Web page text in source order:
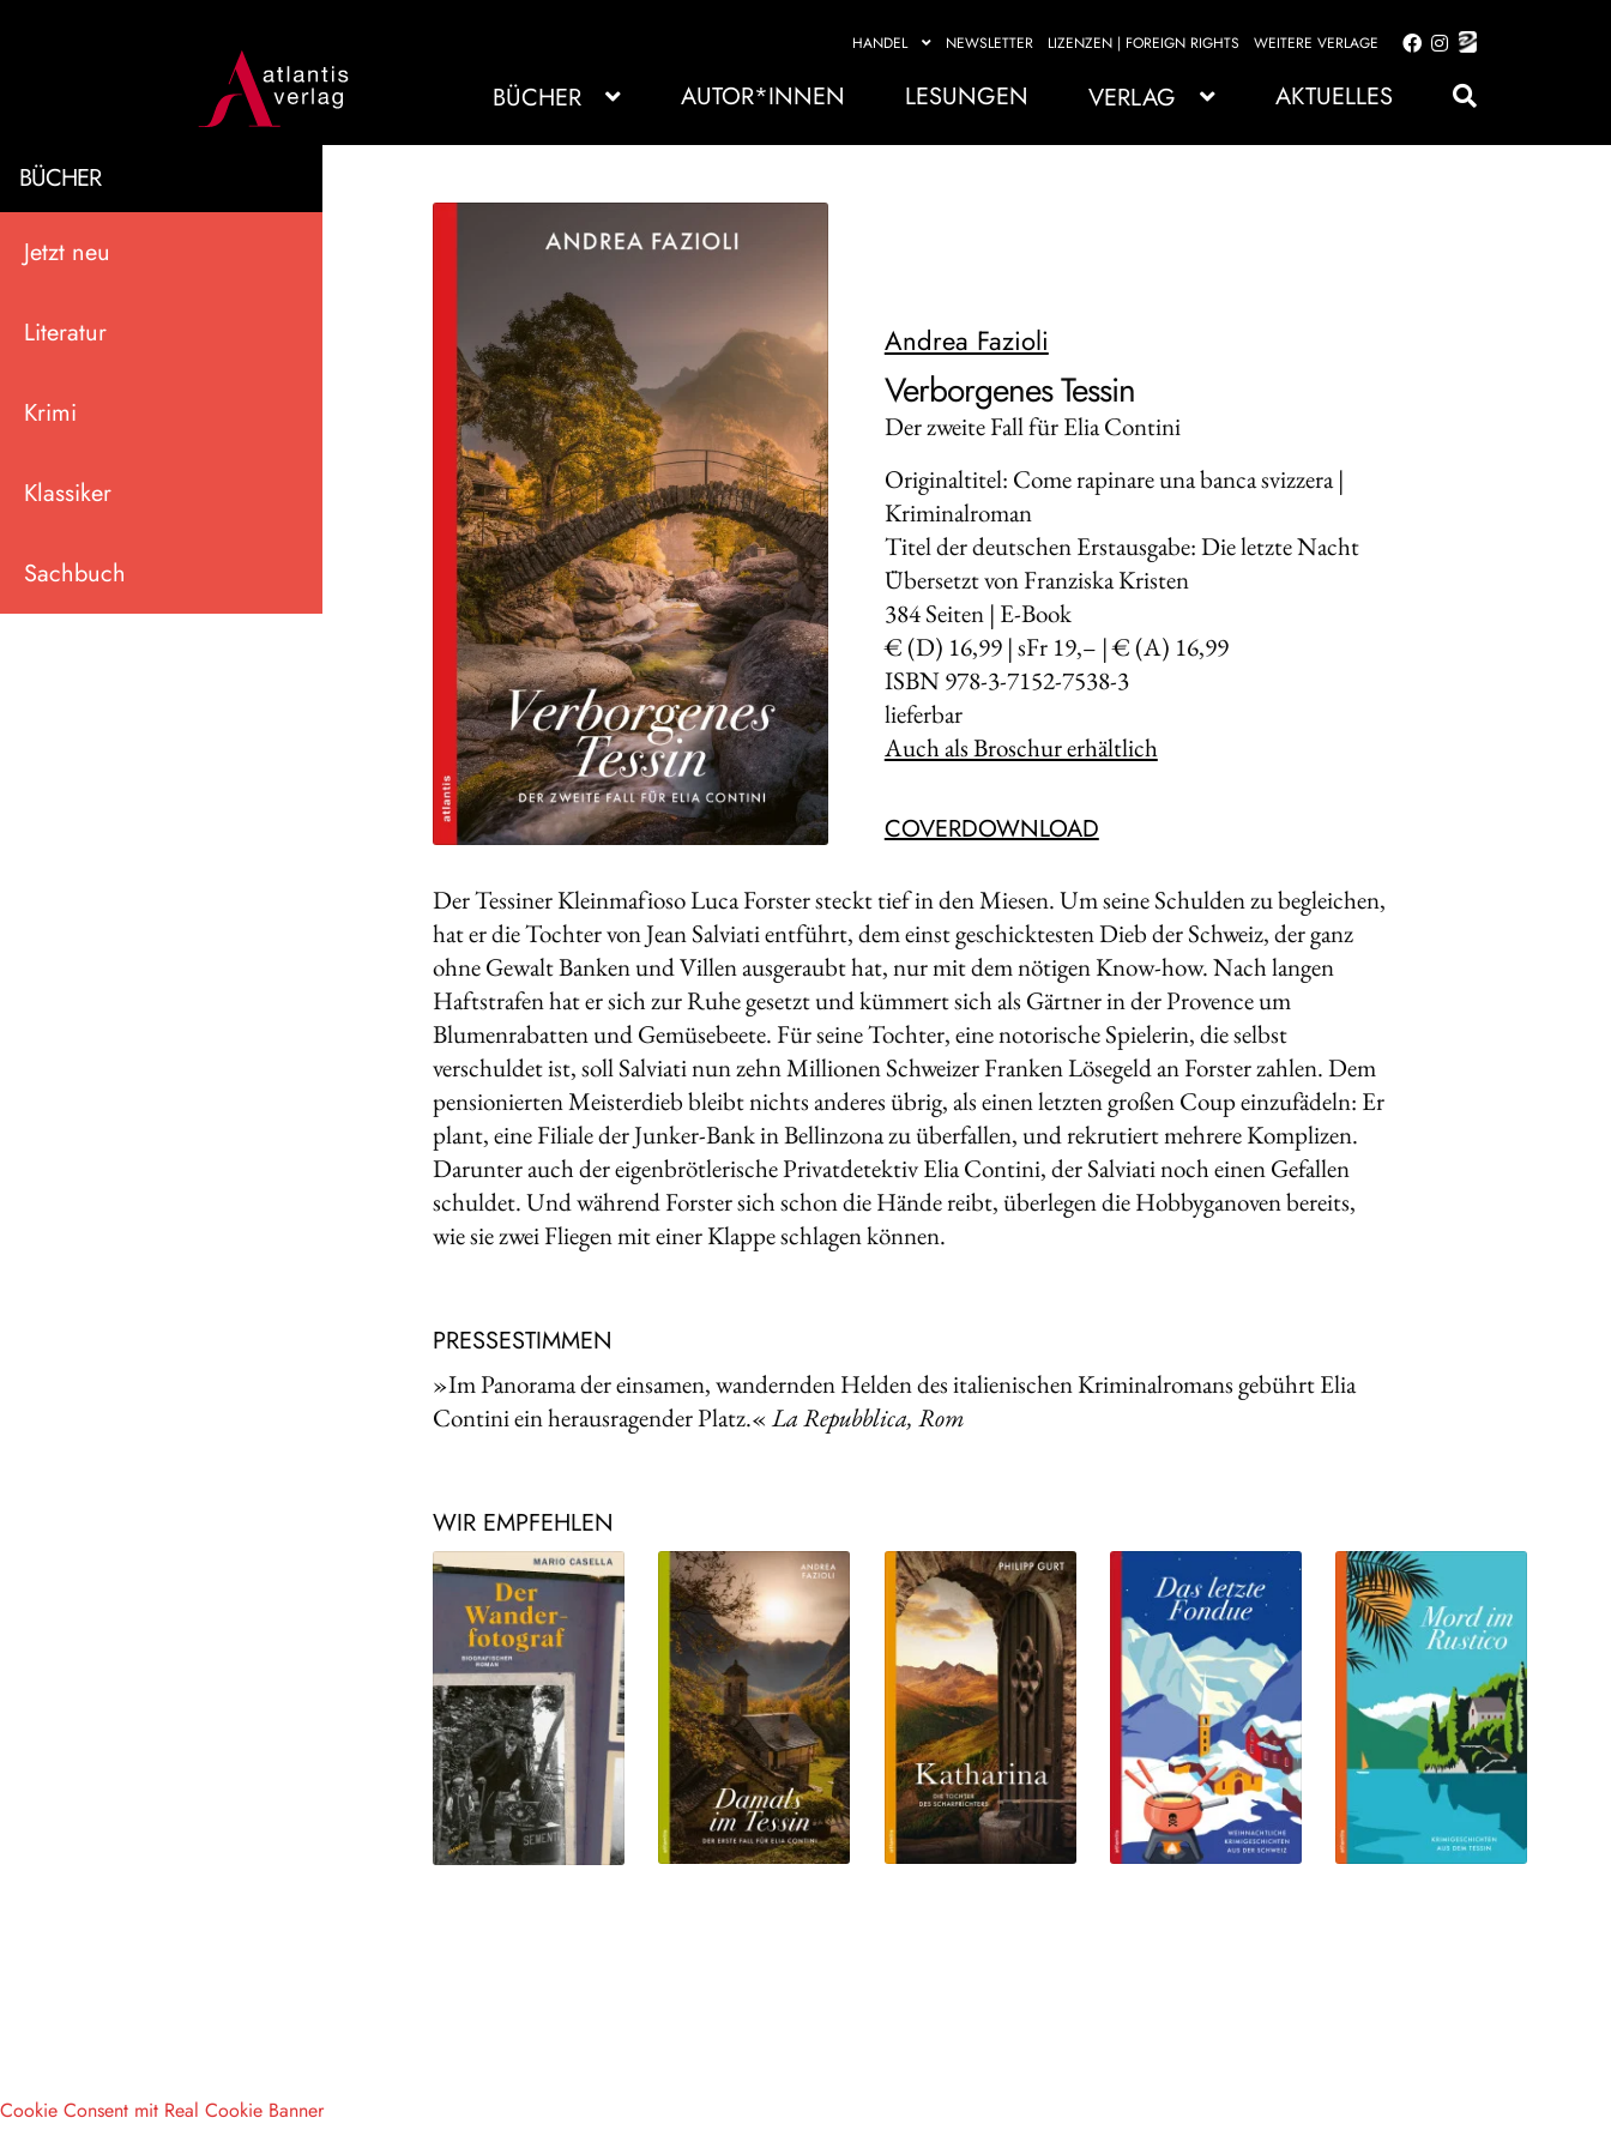
HANDEL NEWSLETTER LIZENZEN | FOREIGN RIGHTS WEITERE VERLAGE
Zur
springen
Zum
springen
BÜCHER AUTOR*INNEN LESUNGEN VERLAG AKTUELLES
BÜCHER
Jetzt neu
Literatur
Krimi
Klassiker
Sachbuch
Andrea Fazioli
Verborgenes Tessin
Der zweite Fall für Elia Contini
Originaltitel: Come rapinare una banca svizzera |
Kriminalroman
Titel der deutschen Erstausgabe: Die letzte Nacht
Übersetzt von Franziska Kristen
384Seiten | E-Book
€ (D) 16,99 | sFr 19,– | € (A) 16,99
ISBN 978-3-7152-7538-3
lieferbar
Auch als Broschur erhältlich
COVERDOWNLOAD
Der Tessiner Kleinmafioso Luca Forster steckt tief in den Miesen. Um seine Schulden zu begleichen,
hat er die Tochter von Jean Salviati entführt, dem einst geschicktesten Dieb der Schweiz, der ganz
ohne Gewalt Banken und Villen ausgeraubt hat, nur mit dem nötigen Know-how. Nach langen
Haftstrafen hat er sich zur Ruhe gesetzt und kümmert sich als Gärtner in der Provence um
Blumenrabatten und Gemüsebeete. Für seine Tochter, eine notorische Spielerin, die selbst
verschuldet ist, soll Salviati nun zehn Millionen Schweizer Franken Lösegeld an Forster zahlen. Dem
pensionierten Meisterdieb bleibt nichts anderes übrig, als einen letzten großen Coup einzufädeln: Er
plant, eine Filiale der Junker-Bank in Bellinzona zu überfallen, und rekrutiert mehrere Komplizen.
Darunter auch der eigenbrötlerische Privatdetektiv Elia Contini, der Salviati noch einen Gefallen
schuldet. Und während Forster sich schon die Hände reibt, überlegen die Hobbyganoven bereits,
wie sie zwei Fliegen mit einer Klappe schlagen können.
PRESSESTIMMEN
»Im Panorama der einsamen, wandernden Helden des italienischen Kriminalromans gebührt Elia
Contini ein herausragender Platz.«La Repubblica, Rom
WIR EMPFEHLEN
Cookie Consent mit Real Cookie Banner